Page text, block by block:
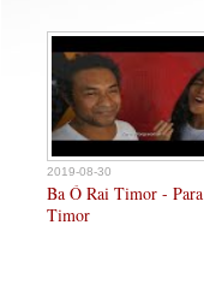
2019-08-30
Ba Ó Rai Timor -
Timor